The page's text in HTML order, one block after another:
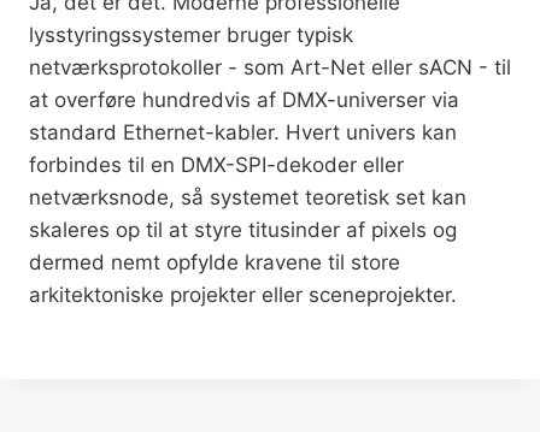
lysstyringssystemer bruger typisk
netværksprotokoller - som Art-Net eller sACN - til
at overføre hundredvis af DMX-universer via
standard Ethernet-kabler. Hvert univers kan
forbindes til en DMX-SPI-dekoder eller
netværksnode, så systemet teoretisk set kan
skaleres op til at styre titusinder af pixels og
dermed nemt opfylde kravene til store
arkitektoniske projekter eller sceneprojekter.